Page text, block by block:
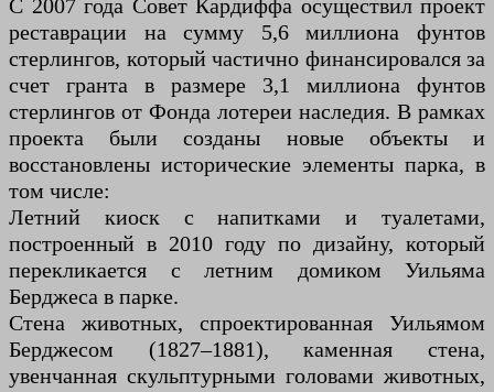
С 2007 года Совет Кардиффа осуществил проект
реставрации на сумму 5,6 миллиона фунтов
стерлингов, который частично финансировался за
счет гранта в размере 3,1 миллиона фунтов
стерлингов от Фонда лотереи наследия. В рамках
проекта были созданы новые объекты и
восстановлены исторические элементы парка, в
том числе:
Летний киоск с напитками и туалетами,
построенный в 2010 году по дизайну, который
перекликается с летним домиком Уильяма
Берджеса в парке.
Стена животных, спроектированная Уильямом
Берджесом (1827–1881), каменная стена,
увенчанная скульптурными головами животных,